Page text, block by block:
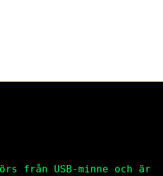
från USB-minne och är